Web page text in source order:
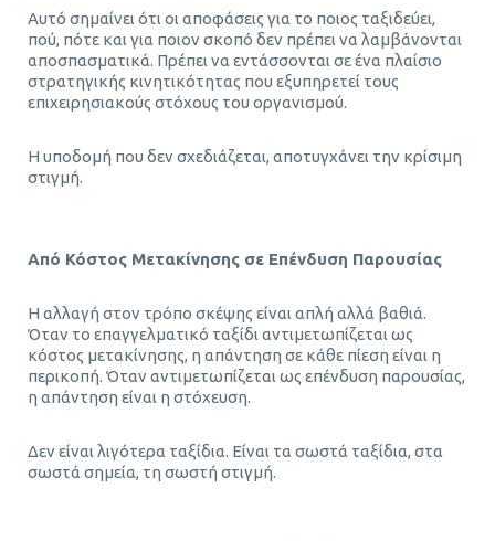
Αυτό σημαίνει ότι οι αποφάσεις για το ποιος ταξιδεύει,
πού, πότε και για ποιον σκοπό δεν πρέπει να λαμβάνονται
αποσπασματικά. Πρέπει να εντάσσονται σε ένα πλαίσιο
στρατηγικής κινητικότητας που εξυπηρετεί τους
επιχειρησιακούς στόχους του οργανισμού.
Η υποδομή που δεν σχεδιάζεται, αποτυγχάνει την κρίσιμη
στιγμή.
Από Κόστος Μετακίνησης σε Επένδυση Παρουσίας
Η αλλαγή στον τρόπο σκέψης είναι απλή αλλά βαθιά.
Όταν το επαγγελματικό ταξίδι αντιμετωπίζεται ως
κόστος μετακίνησης, η απάντηση σε κάθε πίεση είναι η
περικοπή. Όταν αντιμετωπίζεται ως επένδυση παρουσίας,
η απάντηση είναι η στόχευση.
Δεν είναι λιγότερα ταξίδια. Είναι τα σωστά ταξίδια, στα
σωστά σημεία, τη σωστή στιγμή.